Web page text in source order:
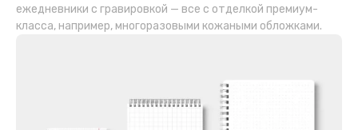
ежедневники с гравировкой — все с отделкой премиум-
класса, например, многоразовыми кожаными обложками.